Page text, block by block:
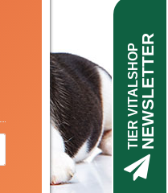
TIER VITALSHOPNEWSLETTER